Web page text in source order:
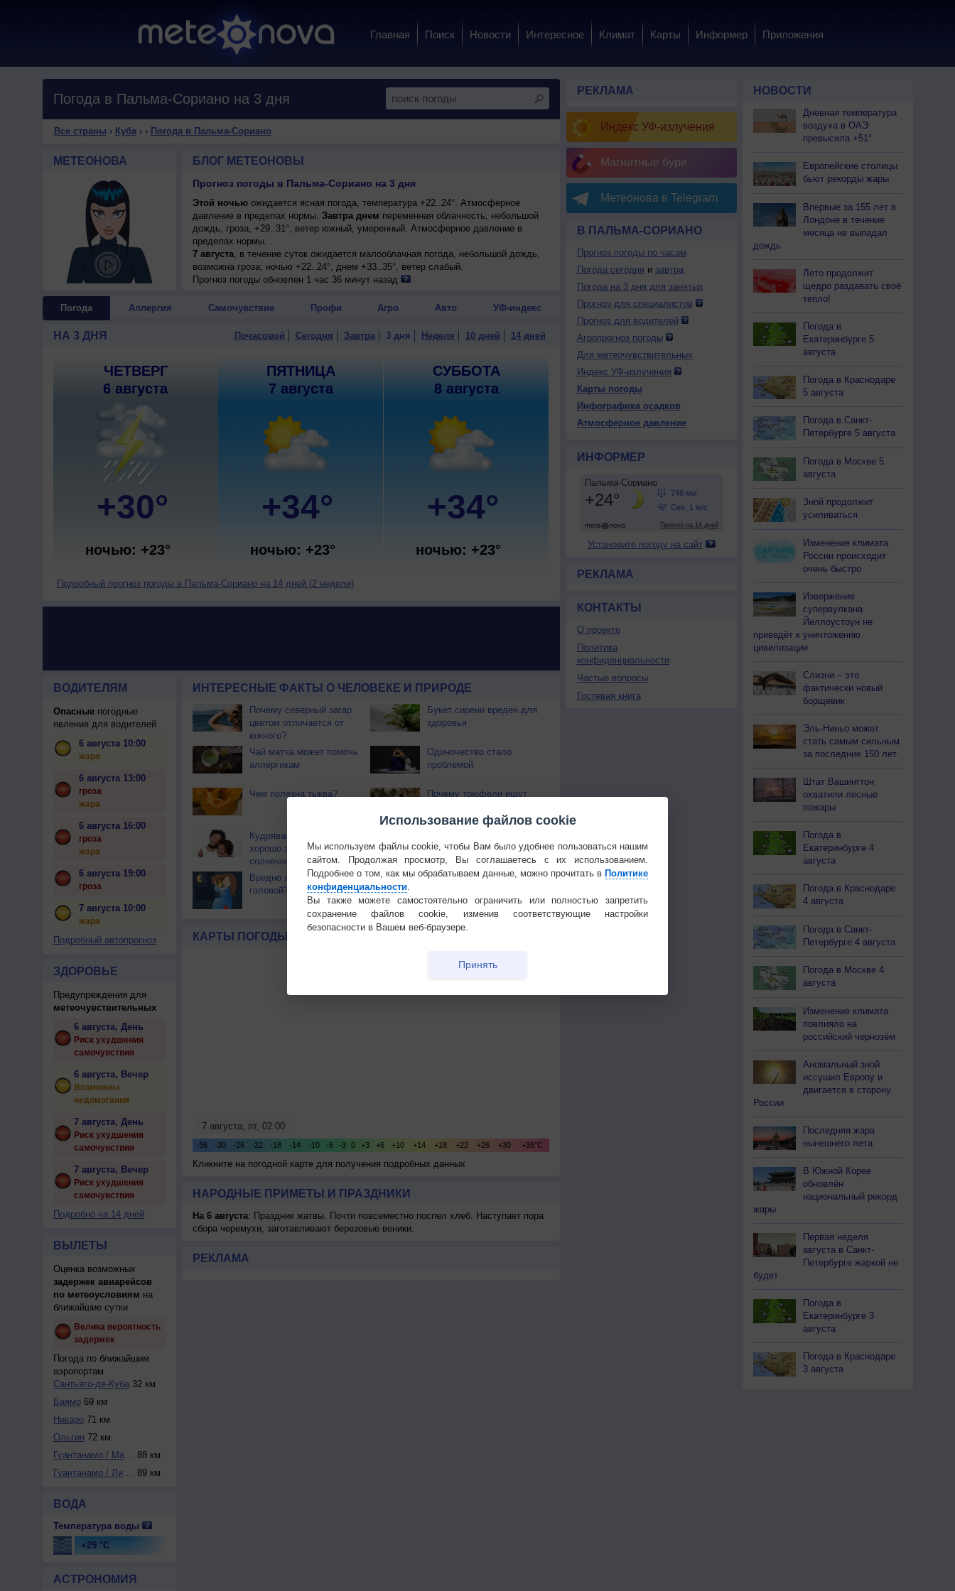
Главная Поиск Новости Интересное Климат Карты Информер Приложения
Погода в Пальма-Сориано на 3 дня
Все страны › Куба› › Погода в Пальма-Сориано
МЕТЕОНОВА БЛОГ МЕТЕОНОВЫ
Прогноз погоды в Пальма-Сориано на 3 дня
Этой ночьюожидается ясная погода, температура +22..24°. Атмосферное
давление в пределах нормы. Завтра днем переменная облачность, небольшой
дождь, гроза, +29..31°, ветер южный, умеренный. Атмосферное давление в
пределах нормы. .
7 августа, в течение суток ожидается малооблачная погода, небольшой дождь,
возможна гроза; ночью +22..24°, днем +33..35°, ветер слабый.
Прогноз погоды обновлен 1 час 36 минут назад
Погода Аллергия Самочувствие Профи Агро Авто УФ-индекс
НА 3 ДНЯ Почасовой Сегодня Завтра 3 дня Неделя 10 дней 14 дней
ЧЕТВЕРГ
6 августа
+30°
ночью: +23°
ПЯТНИЦА
7 августа
+34°
ночью: +23°
СУББОТА
8 августа
+34°
ночью: +23°
Подробный прогноз погоды в Пальма-Сориано на 14 дней (2 недели)
ВОДИТЕЛЯМ
Опасныепогодные
явления для водителей
6 августа 10:00
жара
6 августа 13:00
гроза
жара
6 августа 16:00
гроза
жара
6 августа 19:00
гроза
7 августа 10:00
жара
Подробный автопрогноз
ЗДОРОВЬЕ
Предупреждения для
метеочувствительных
6 августа, День
Риск ухудшения
самочувствия
6 августа, Вечер
Возможны
недомогания
7 августа, День
Риск ухудшения
самочувствия
7 августа, Вечер
Риск ухудшения
самочувствия
Подробно на 14 дней
ВЫЛЕТЫ
Оценка возможных
задержек авиарейсов
по метеоусловиям на
ближайшие сутки
Велика вероятность
задержек
Погода по ближайшим
аэропортам
Сантьяго-де-Куба32 км
Баямо69 км
Никаро71 км
Ольгин 72 км
Гуантанамо / Мари... 88 км
Гуантанамо / Лива... 89 км
ВОДА
Температура воды
+29 °C
АСТРОНОМИЯ
ИНТЕРЕСНЫЕ ФАКТЫ О ЧЕЛОВЕКЕ И ПРИРОДЕ
Почему северный загар
цветом отличается от
южного?
Букет сирени вреден для
здоровья
Чай матча может помочь
аллергикам
Одиночество стало
проблемой
Чем полезна тыква?
Почему трюфели ищут
Кудрявая шевелюра
хорошо защищает от
солнечного удара
перекус перед сном
приводит к ожирению?
Вредно ли спать с мокрой
головой?
Успех и богатство - в
КАРТЫ ПОГОДЫ
Кликните на погодной карте для получения подробных данных
НАРОДНЫЕ ПРИМЕТЫ И ПРАЗДНИКИ
На 6 августа: Праздник жатвы. Почти повсеместно поспел хлеб. Наступает пора
сбора черемухи, заготавливают березовые веники.
РЕКЛАМА
РЕКЛАМА
Индекс УФ-излучения
Магнитные бури
Метеонова в Telegram
В ПАЛЬМА-СОРИАНО
Прогноз погоды по часам
Погода сегодня и завтра
Погода на 3 дня для занятых
Прогноз для специалистов
Прогноз для водителей
Агропрогноз погоды
Для метеочувствительных
Индекс УФ-излучения
Карты погоды
Инфографика осадков
Атмосферное давление
ИНФОРМЕР
Установите погоду на сайт
РЕКЛАМА
КОНТАКТЫ
О проекте
Политика
конфиденциальности
Частые вопросы
Гостевая книга
НОВОСТИ
Дневная температура
воздуха в ОАЭ
превысила +51°
Европейские столицы
бьют рекорды жары
Впервые за 155 лет в
Лондоне в течение
месяца не выпадал
дождь
Лето продолжит
щедро раздавать своё
тепло!
Погода в
Екатеринбурге 5
августа
Погода в Краснодаре
5 августа
Погода в Санкт-
Петербурге 5 августа
Погода в Москве 5
августа
Зной продолжит
усиливаться
Изменение климата
России происходит
очень быстро
Извержение
супервулкана
Йеллоустоун не
приведёт к уничтожению
цивилизации
Слизни – это
фактически новый
борщевик
Эль-Ниньо может
стать самым сильным
за последние 150 лет
Штат Вашингтон
охватили лесные
пожары
Погода в
Екатеринбурге 4
августа
Погода в Краснодаре
4 августа
Погода в Санкт-
Петербурге 4 августа
Погода в Москве 4
августа
Изменение климата
повлияло на
российский чернозём
Аномальный зной
иссушил Европу и
двигается в сторону
России
Последняя жара
нынешнего лета
В Южной Корее
обновлён
национальный рекорд
жары
Первая неделя
августа в Санкт-
Петербурге жаркой не
будет
Погода в
Екатеринбурге 3
августа
Погода в Краснодаре
3 августа
Использование файлов cookie
Мы используем файлы cookie, чтобы Вам было удобнее пользоваться нашим
сайтом. Продолжая просмотр, Вы соглашаетесь с их использованием.
Подробнее о том, как мы обрабатываем данные, можно прочитать в Политике
конфиденциальности
Вы также можете самостоятельно ограничить или полностью запретить
сохранение файлов cookie, изменив соответствующие настройки
безопасности в Вашем веб-браузере.
Принять